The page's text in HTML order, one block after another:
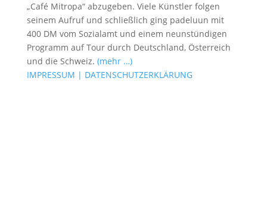
„Café Mitropa“ abzugeben. Viele Künstler folgen
seinem Aufruf und schließlich ging padeluun mit
400 DM vom Sozialamt und einem neunstündigen
Programm auf Tour durch Deutschland, Österreich
und die Schweiz. (mehr …)
IMPRESSUM | DATENSCHUTZERKLÄRUNG